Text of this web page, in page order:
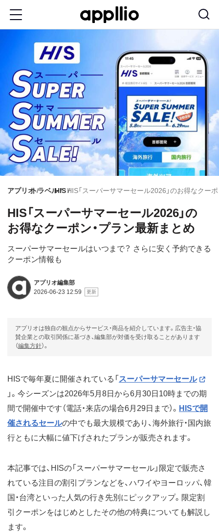
に
移
動
アプリオトラベルHIS HIS「スーパーサマーセール2026」のお得なクー
HIS「スーパーサマーセール2026」の
お得なクーポン・プラン最新まとめ
スーパーサマーセールはいつまで？ さらに安く予約できる
クーポン情報も
アプリオ編集部
2026-06-23 12:59
アプリオは独自の観点からサービス・商品を紹介しています。広告主・協
賛企業との取引関係に基づき、編集部が対価を受け取ることがあります
（編集方針）。
HISで毎年夏に開催されている「 スーパーサマーセール
」。今シーズンは2026年5月8日から6月30日10時までの期
間で開催中です（電話・来店の場合6月29日まで）。 HISで開
催されるセールの中でも最大規模であり、海外旅行・国内旅
行ともに大幅に値下げされたプランが販売されます。
本記事では、HISの「スーパーサマーセール」限定で販売さ
れている注目の割引プランなどを、ハワイやヨーロッパ、韓
国・台湾といった人気の行き先別にピックアップ。限定割
引クーポンをはじめとしたその他の特典についても解説し
ます。